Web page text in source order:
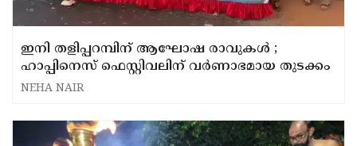
ഇനി തളിപ്പറമ്പിന് ആഘോഷ രാവുകൾ ;
ഹാപ്പിനെസ് ഫെസ്റ്റിവലിന് വർണാഭമായ തുടക്കം
NEHA NAIR